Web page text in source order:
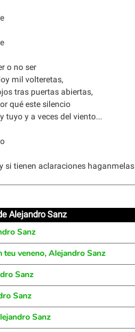
o no ser
mil volteretas,
tras puertas abiertas,
qué este silencio
tuyo y a veces del viento...
si tienen aclaraciones haganmelas
Alejandro Sanz
Sanz
veneno, Alejandro Sanz
Sanz
Sanz
Sanz